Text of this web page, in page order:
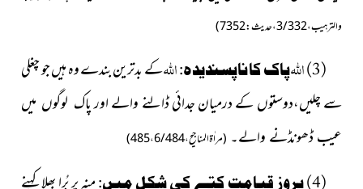
و الترہیب،3/332، حدیث: 7352)
(3) اللہپاک کا ناپسندیدہ:اللهکے بدترین بندے وہ ہیں جو چغلی
سے چلیں،دوستوں کے درمیان جدائی ڈالنے والے اورپاک لوگوں میں
عیب ڈھونڈنے والے۔ (مراٰۃ المناجیح،6/484، 485)
(4) بروز قیامت کتے کی شکل میں: